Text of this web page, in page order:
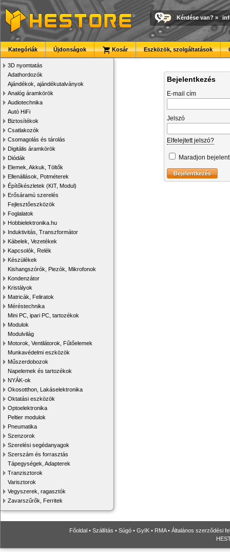
Kérdése van? »
Kategóriák Újdonságok Kosár Eszközök, szolgáltatások
3D nyomtatás
Adathordozók
Ajándékok, ajándékutalványok
Analóg áramkörök
Audiotechnika
Autó HiFi
Biztosítékok
Csatlakozók
Csomagolás és tárolás
Digitális áramkörök
Diódák
Elemek, Akkuk, Töltők
Ellenállások, Potméterek
Építőkészletek (KIT, Modul)
Erősáramú szerelés
Fejlesztőeszközök
Foglalatok
Hobbielektronika.hu
Induktivitás, Transzformátor
Kábelek, Vezetékek
Kapcsolók, Relék
Készülékek
Kishangszórók, Piezók, Mikrofonok
Kondenzátor
Kristályok
Matricák, Feliratok
Méréstechnika
Mini PC, ipari PC, tartozékok
Modulok
Modulvilág
Motorok, Ventilátorok, Fűtőelemek
Munkavédelmi eszközök
Műszerdobozok
Napelemek és tartozékok
NYÁK-ok
Okosotthon, Lakáselektronika
Oktatási eszközök
Optoelektronika
Peltier modulok
Pneumatika
Szenzorok
Szerelési segédanyagok
Szerszám és forrasztás
Tápegységek, Adapterek
Tranzisztorok
Varisztorok
Vegyszerek, ragasztók
Zavarszűrők, Ferritek
Bejelentkezés
E-mail cím
Jelszó
Elfelejtett jelszó?
Maradjon
Főoldal • Szállítás • Súgó • GyIK • RMA• Általános szerződési